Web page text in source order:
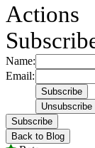
Actions
Name:
Email:
Subscribe
Back to Blog